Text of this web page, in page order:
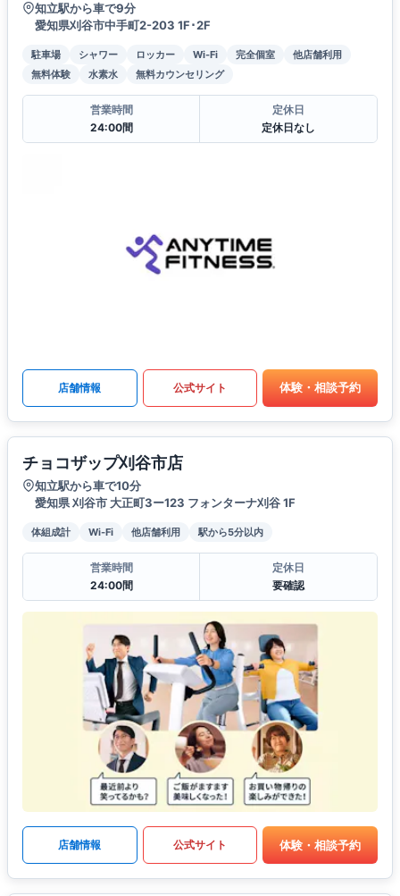
知立駅から車で9分
愛知県刈谷市中手町2-203 1F･2F
駐車場 シャワー ロッカー Wi-Fi 完全個室
他店舗利用
無料体験
水素水 無料カウンセリング
営業時間
24:00間
定休日
定休日なし
店舗情報 公式サイト 体験・相談予約
チョコザップ刈谷市店
知立駅から車で10分
愛知県 刈谷市 大正町3ー123 フォンターナ刈谷 1F
体組成計 Wi-Fi 他店舗利用 駅から5分以内
営業時間
24:00間
定休日
要確認
店舗情報 公式サイト 体験・相談予約